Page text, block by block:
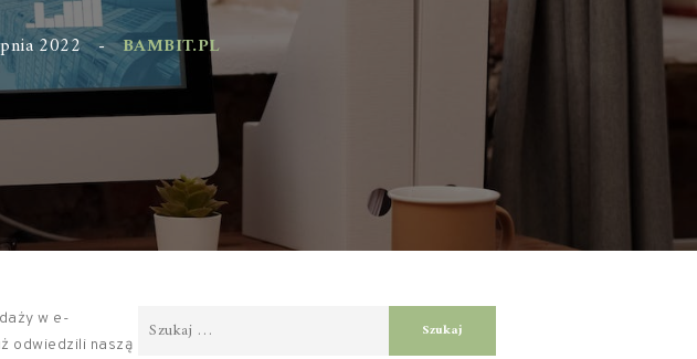
2022 - BAMBIT.PL
w e-
odwiedzili naszą